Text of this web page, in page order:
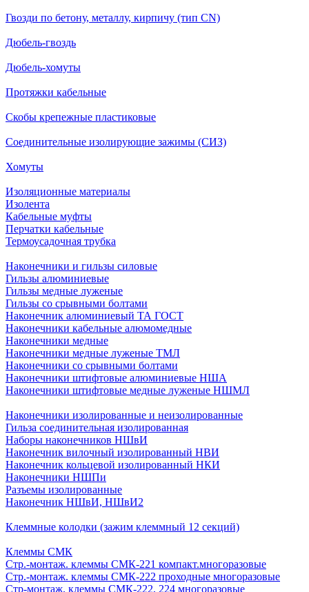
Гвозди по бетону, металлу, кирпичу (тип CN)
Дюбель-гвоздь
Дюбель-хомуты
Протяжки кабельные
Скобы крепежные пластиковые
Соединительные изолирующие зажимы (СИЗ)
Хомуты
Изоляционные материалы
Изолента
Кабельные муфты
Перчатки кабельные
Термоусадочная трубка
Наконечники и гильзы силовые
Гильзы алюминиевые
Гильзы медные луженые
Гильзы со срывными болтами
Наконечник алюминиевый ТА ГОСТ
Наконечники кабельные алюмомедные
Наконечники медные
Наконечники медные луженые ТМЛ
Наконечники со срывными болтами
Наконечники штифтовые алюминиевые НША
Наконечники штифтовые медные луженые НШМЛ
Наконечники изолированные и неизолированные
Гильза соединительная изолированная
Наборы наконечников НШвИ
Наконечник вилочный изолированный НВИ
Наконечник кольцевой изолированный НКИ
Наконечники НШПи
Разъемы изолированные
Наконечник НШвИ, НШвИ2
Клеммные колодки (зажим клеммный 12 секций)
Клеммы СМК
Стр.-монтаж. клеммы СМК-221 компакт.многоразовые
Стр.-монтаж. клеммы СМК-222 проходные многоразовые
Стр-монтаж. клеммы СМК-222, 224 многоразовые